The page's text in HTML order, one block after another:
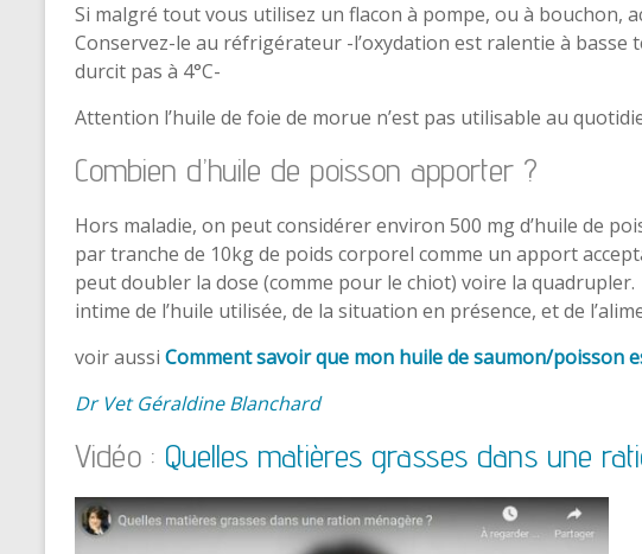
Si malgré tout vous utilisez un flacon à pompe, ou à bouchon,
Conservez-le au réfrigérateur -l’oxydation est ralentie à basse
durcit pas à 4°C-
Attention l’huile de foie de morue n’est pas utilisable au
Combien d’huile de poisson apporter ?
Hors maladie, on peut considérer environ 500 mg d’huile de
par tranche de 10kg de poids corporel comme un apport
peut doubler la dose (comme pour le chiot) voire la
intime de l’huile utilisée, de la situation en présence, et de
voir aussi Comment savoir que mon huile de saumon/poisson
Dr Vet Géraldine Blanchard
Vidéo : Quelles matières grasses dans une